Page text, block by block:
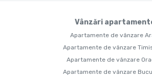
Vânzări
Apartamente de vânzare
Apartamente de vânzare
Apartamente de vânzare
Apartamente de vânzare